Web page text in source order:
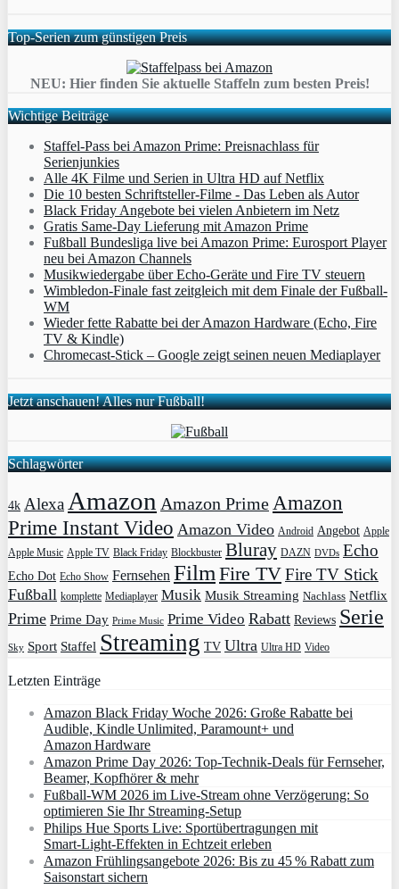
Top-Serien zum günstigen Preis
NEU: Hier finden Sie aktuelle Staffeln zum besten Preis!
Wichtige Beiträge
Staffel-Pass bei Amazon Prime: Preisnachlass für
Serienjunkies
Alle 4K Filme und Serien in Ultra HD auf Netflix
Die 10 besten Schriftsteller-Filme - Das Leben als Autor
Black Friday Angebote bei vielen Anbietern im Netz
Gratis Same-Day Lieferung mit Amazon Prime
Fußball Bundesliga live bei Amazon Prime: Eurosport Player
neu bei Amazon Channels
Musikwiedergabe über Echo-Geräte und Fire TV steuern
Wimbledon-Finale fast zeitgleich mit dem Finale der Fußball-
WM
Wieder fette Rabatte bei der Amazon Hardware (Echo, Fire
TV & Kindle)
Chromecast-Stick – Google zeigt seinen neuen Mediaplayer
Jetzt anschauen! Alles nur Fußball!
Schlagwörter
4k AlexaAmazon Amazon PrimeAmazon
Prime Instant Video Amazon Video Android Angebot Apple
Apple Music Apple TV Black Friday Blockbuster Bluray DAZN DVDs Echo
Echo Dot Echo Show Fernsehen FilmFire TVFire TV Stick
Fußball komplette Mediaplayer Musik Musik Streaming Nachlass Netflix
Prime Prime Day Prime Music Prime Video Rabatt Reviews Serie
Sky Sport Staffel Streaming TV Ultra Ultra HD Video
Letzten Einträge
Amazon Black Friday Woche 2026: Große Rabatte bei
Audible, Kindle Unlimited, Paramount+ und
Amazon Hardware
Amazon Prime Day 2026: Top-Technik-Deals für Fernseher,
Beamer, Kopfhörer & mehr
Fußball-WM 2026 im Live-Stream ohne Verzögerung: So
optimieren Sie Ihr Streaming-Setup
Philips Hue Sports Live: Sportübertragungen mit
Smart‑Light‑Effekten in Echtzeit erleben
Amazon Frühlingsangebote 2026: Bis zu 45 % Rabatt zum
Saisonstart sichern